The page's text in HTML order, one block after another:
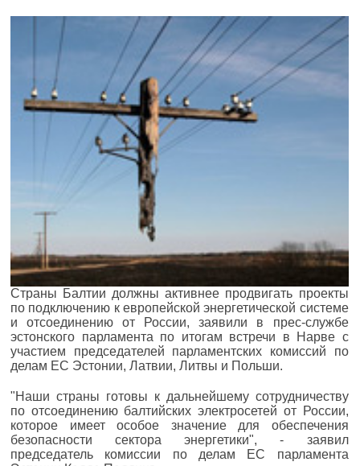
Страны Балтии должны активнее продвигать проекты
по подключению к европейской энергетической системе
и отсоединению от России, заявили в прес-службе
эстонского парламента по итогам встречи в Нарве с
участием председателей парламентских комиссий по
делам ЕС Эстонии, Латвии, Литвы и Польши.
"Наши страны готовы к дальнейшему сотрудничеству
по отсоединению балтийских электросетей от России,
которое имеет особое значение для обеспечения
безопасности сектора энергетики", - заявил
председатель комиссии по делам ЕС парламента